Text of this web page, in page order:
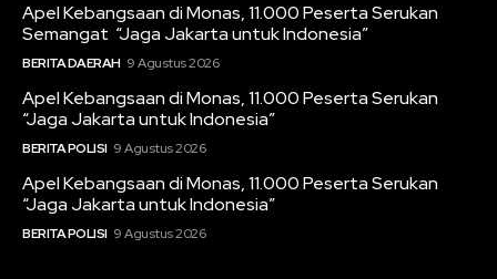
Apel Kebangsaan di Monas, 11.000 Peserta Serukan
Semangat “Jaga Jakarta untuk Indonesia”
BERITA DAERAH 9 Agustus 2026
Apel Kebangsaan di Monas, 11.000 Peserta Serukan
“Jaga Jakarta untuk Indonesia”
BERITA POLISI 9 Agustus 2026
Apel Kebangsaan di Monas, 11.000 Peserta Serukan
“Jaga Jakarta untuk Indonesia”
BERITA POLISI 9 Agustus 2026